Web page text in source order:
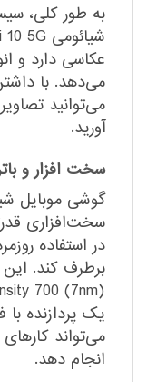
به طور کلی،
عکاسی دارد و
می‌دهد. با
می‌توانید
آورید.
سخت افزار و
سخت‌افزاری
در استفاده
یک پردازنده با
می‌تواند
انجام دهد.